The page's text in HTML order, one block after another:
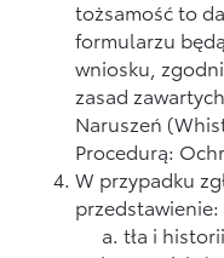
tożsamość to
formularzu
wniosku,
zasad
Naruszeń
Procedurą:
W przypadku
przedstawienie:
tła i